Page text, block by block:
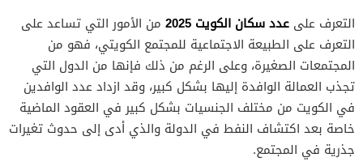
التعرف على عدد سكان الكويت 2025
من الأمور التي تساعد على
التعرف على الطبيعة الاجتماعية للمجتمع الكويتي، فهو من
المجتمعات الصغيرة، وعلى الرغم من ذلك فإنها من الدول التي
تجذب العمالة الوافدة إليها بشكل كبير، وقد ازداد عدد الوافدين
في الكويت من مختلف الجنسيات بشكل كبير في العقود الماضية
خاصة بعد اكتشاف النفط في الدولة والذي أدى إلى حدوث تغيرات
جذرية في المجتمع.